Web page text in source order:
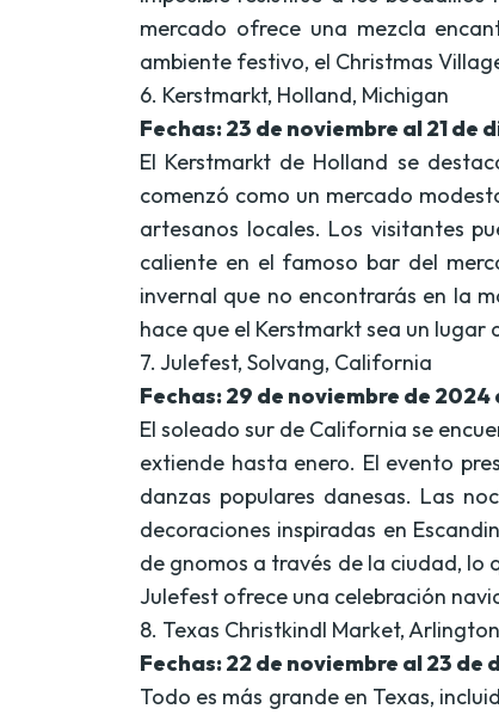
mercado ofrece una mezcla
ambiente festivo, el Christmas
6. Kerstmarkt, Holland, Michigan
Fechas: 23 de noviembre al 21 de
El Kerstmarkt de Holland se
comenzó como un mercado
artesanos locales. Los visitantes
caliente en el famoso bar del
invernal que no encontrarás en la
hace que el Kerstmarkt sea un lugar
7. Julefest, Solvang, California
Fechas: 29 de noviembre de 2024
El soleado sur de California se
extiende hasta enero. El evento
danzas populares danesas. Las
decoraciones inspiradas en
de gnomos a través de la ciudad, lo
Julefest ofrece una celebración
8. Texas Christkindl Market,
Fechas: 22 de noviembre al 23 de
Todo es más grande en Texas,